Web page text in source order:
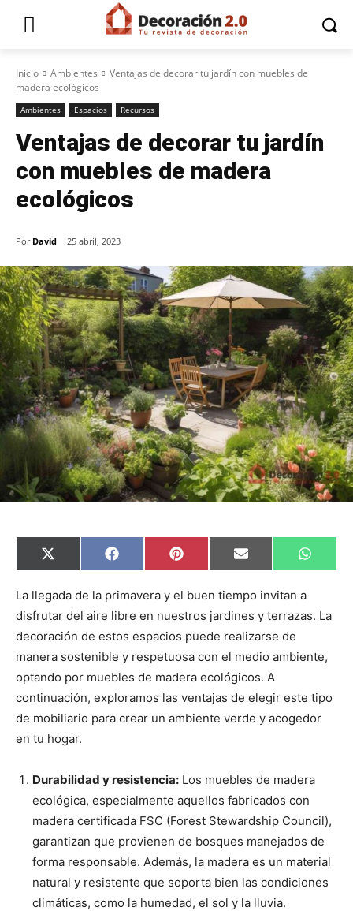
Inicio Ambientes
Ventajas de decorar tu jardín con muebles de
madera ecológicos
Ambientes Espacios Recursos
Ventajas de decorar tu jardín
con muebles de madera
ecológicos
Por David 25 abril, 2023
C
o
p
r
i
r
e
n
X
(
w
t
t
e
r
)
C
o
p
r
i
r
e
n
F
a
e
o
o
k
C
o
p
r
r
e
n
P
i
t
r
e
s
t
C
o
p
r
t
i
r
e
n
E
m
i
C
o
r
r
e
W
h
A
La llegada de la primavera y el buen tiempo invitan a
disfrutar del aire libre en nuestros jardines y terrazas. La
decoración de estos espacios puede realizarse de
manera sostenible y respetuosa con el medio ambiente,
optando por muebles de madera ecológicos. A
continuación, exploramos las ventajas de elegir este tipo
de mobiliario para crear un ambiente verde y acogedor
en tu hogar.
Durabilidad y resistencia: Los muebles de madera
ecológica, especialmente aquellos fabricados con
madera certificada FSC (Forest Stewardship Council),
garantizan que provienen de bosques manejados de
forma responsable. Además, la madera es un material
natural y resistente que soporta bien las condiciones
climáticas, como la humedad, el sol y la lluvia.